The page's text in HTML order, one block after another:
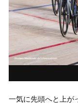
一気に先頭へと上が